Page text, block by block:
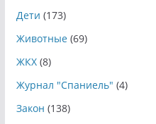
Дети (173)
Животные(69)
ЖКХ(8)
Журнал "Спаниель" (4)
Закон (138)